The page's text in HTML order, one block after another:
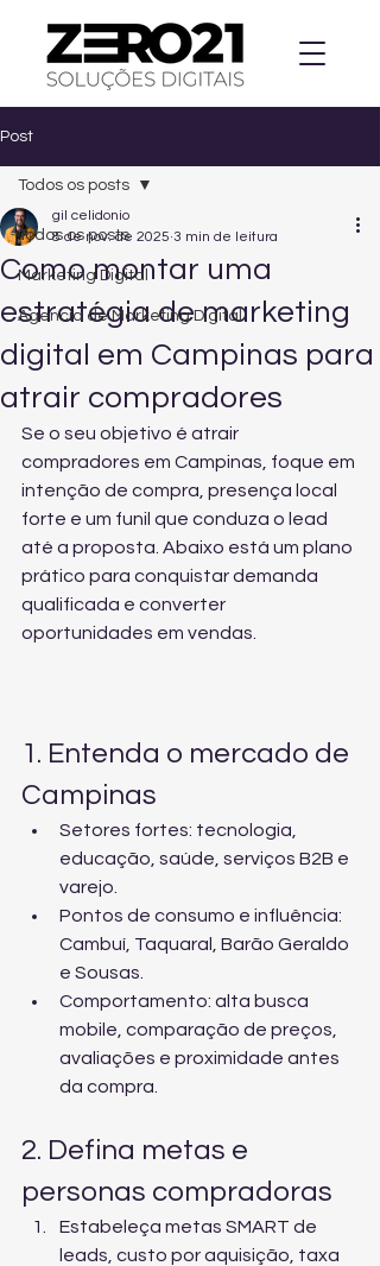
Post
Todos os posts
Marketing Digital
Agencia de Marketing Digital
Todos os posts
Como montar uma
estratégia de marketing
digital em Campinas para
atrair compradores
gil celidonio
8 de nov. de 2025 3 min de leitura
Se o seu objetivo é atrair
compradores em Campinas, foque em
intenção de compra, presença local
forte e um funil que conduza o lead
até a proposta. Abaixo está um plano
prático para conquistar demanda
qualificada e converter
oportunidades em vendas.
1. Entenda o mercado de
Campinas
Setores fortes: tecnologia,
educação, saúde, serviços B2B e
varejo.
Pontos de consumo e influência:
Cambuí, Taquaral, Barão Geraldo
e Sousas.
Comportamento: alta busca
mobile, comparação de preços,
avaliações e proximidade antes
da compra.
2. Defina metas e
personas compradoras
Estabeleça metas SMART de
leads, custo por aquisição, taxa